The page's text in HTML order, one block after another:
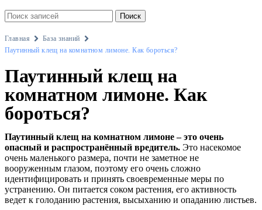
Поиск
Главная
База знаний
Паутинный клещ на комнатном лимоне. Как бороться?
Паутинный клещ на
комнатном лимоне. Как
бороться?
Паутинный клещ на комнатном лимоне – это очень
опасный и распространённый вредитель. Это насекомое
очень маленького размера, почти не заметное не
вооруженным глазом, поэтому его очень сложно
идентифицировать и принять своевременные меры по
устранению. Он питается соком растения, его активность
ведет к голоданию растения, высыханию и опаданию листьев.